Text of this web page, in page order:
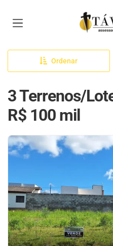
Página
Ordenar
3 Terrenos/
R$ 100 mil